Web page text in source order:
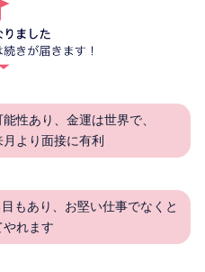
性あり、金運は世界で、
より面接に有利
もあり、お堅い仕事でなくと
やれます